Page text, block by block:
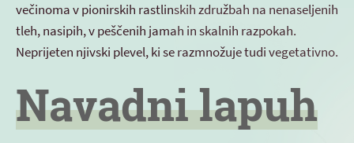
večinoma v pionirskih rastlinskih združbah na nenaseljenih
tleh, nasipih, v peščenih jamah in skalnih razpokah.
Neprijeten njivski plevel, ki se razmnožuje tudi vegetativno.
Navadni lapuh